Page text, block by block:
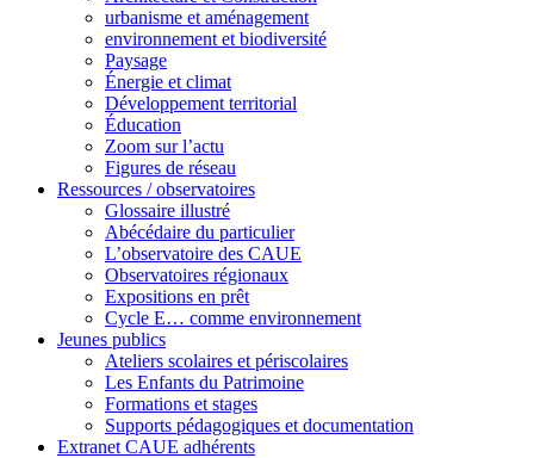
urbanisme et aménagement
environnement et biodiversité
Paysage
Énergie et climat
Développement territorial
Éducation
Zoom sur l’actu
Figures de réseau
Ressources / observatoires
Glossaire illustré
Abécédaire du particulier
L’observatoire des CAUE
Observatoires régionaux
Expositions en prêt
Cycle E… comme environnement
Jeunes publics
Ateliers scolaires et périscolaires
Les Enfants du Patrimoine
Formations et stages
Supports pédagogiques et documentation
Extranet CAUE adhérents